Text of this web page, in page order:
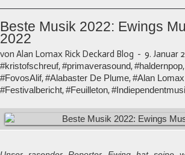
Beste Musik 2022: Ewings
2022
von Alan Lomax Rick Deckard Blog - 9. Januar
#kristofschreuf,#primaverasound,#haldernpop,
#FovosAlif,#Alabaster De Plume,#Alan
#Festivalbericht,#Feuilleton,